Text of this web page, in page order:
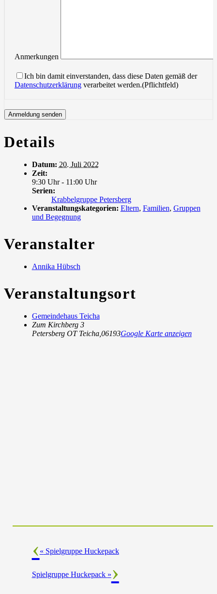
Anmerkungen
Ich bin damit einverstanden, dass diese Daten gemäß der
Datenschutzerklärung verarbeitet werden.(Pflichtfeld)
Details
Datum: 20. Juli 2022
Zeit:
9:30 Uhr - 11:00 Uhr
Serien:
Krabbelgruppe Petersberg
Veranstaltungskategorien: Eltern, Familien, Gruppen
und Begegnung
Veranstalter
Annika Hübsch
Veranstaltungsort
Gemeindehaus Teicha
Zum Kirchberg 3
Petersberg OT Teicha, 06193Google Karte anzeigen
« Spielgruppe Huckepack
Spielgruppe Huckepack »